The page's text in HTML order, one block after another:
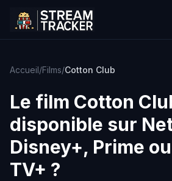
Accueil/Films/Cotton Club
Le film Cotton
disponible sur
Disney+, Prime
TV+ ?